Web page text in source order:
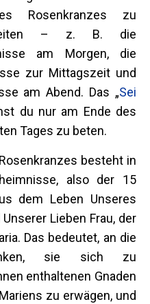
Rosenkranzes zu
– z. B. die
am Morgen, die
zur Mittagszeit und
am Abend. Das „Sei
du nur am Ende des
Tages zu beten.
besteht in
also der 15
dem Leben Unseres
Lieben Frau, der
Das bedeutet, an die
sie sich zu
enthaltenen Gnaden
zu erwägen, und